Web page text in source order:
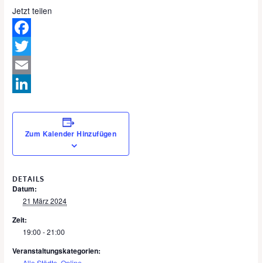
Jetzt teilen
Facebook
Twitter
Email
Zum Kalender Hinzufügen
DETAILS
Datum:
21 März 2024
Zeit:
19:00 - 21:00
Veranstaltungskategorien: